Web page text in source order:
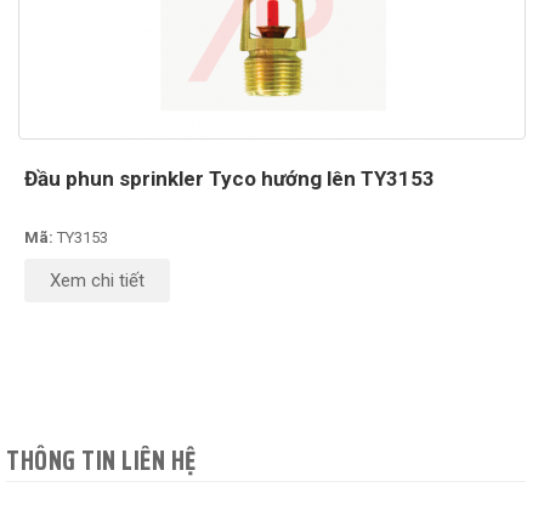
Đầu phun sprinkler Tyco hướng lên TY3153
Mã: TY3153
Xem chi tiết
THÔNG TIN LIÊN HỆ